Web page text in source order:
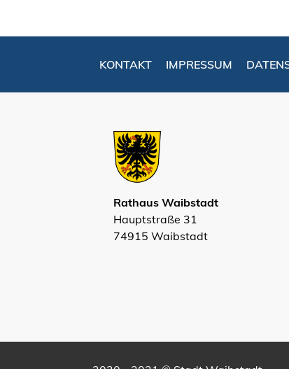
KONTAKT IMPRESSUM
Rathaus Waibstadt
Hauptstraße 31
74915 Waibstadt